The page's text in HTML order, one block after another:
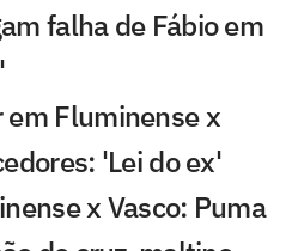
falha de Fábio em
em Fluminense x
'Lei do ex'
x Vasco: Puma